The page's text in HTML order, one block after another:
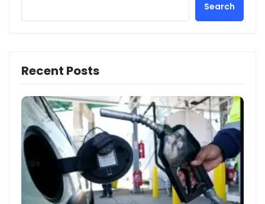
Search
Recent Posts